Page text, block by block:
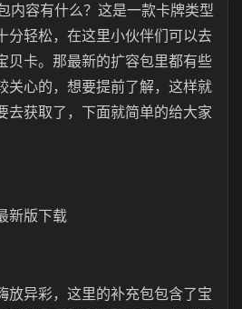
内容有什么？这是一款卡牌类型
分轻松，在这里小伙伴们可以去
贝卡。那最新的扩容包里都有些
关心的，想要提前了解，这样就
去获取了，下面就简单的给大家
新版下载
放异彩，这里的补充包包含了宝